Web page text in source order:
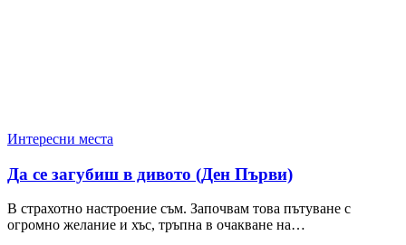
Интересни места
Да се загубиш в дивото (Ден Първи)
В страхотно настроение съм. Започвам това пътуване с
огромно желание и хъс, тръпна в очакване на…